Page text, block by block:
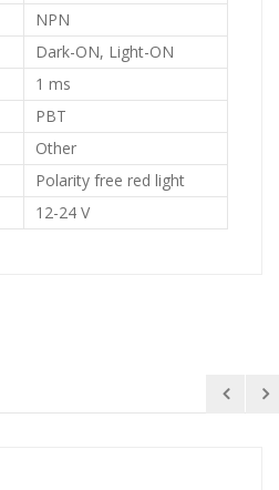
NPN
Dark-ON, Light-ON
1 ms
PBT
Other
Polarity free red light
12-24 V